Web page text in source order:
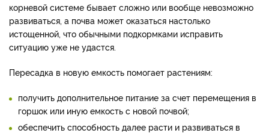
корневой системе бывает сложно или вообще невозможно
развиваться, а почва может оказаться настолько
истощенной, что обычными подкормками исправить
ситуацию уже не удастся.
Пересадка в новую емкость помогает растениям:
получить дополнительное питание за счет перемещения в
горшок или иную емкость с новой почвой;
обеспечить способность далее расти и развиваться в